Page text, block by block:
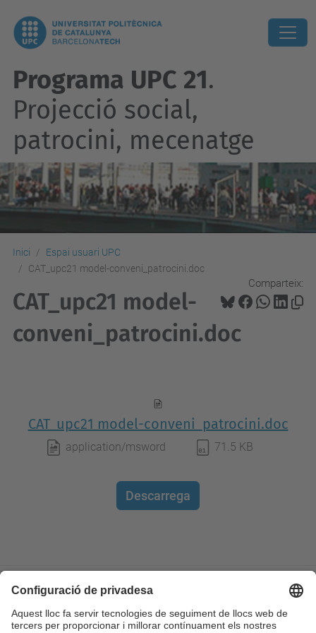
Programa UPC 21.
Projecció social,
patrocini, mecenatge
Inici
Espai usuari UPC
CAT_upc21 model-conveni_patrocini.doc
Comparteix:
CAT_upc21 model-
conveni_patrocini.doc
CAT_upc21 model-conveni_patrocini.doc
application/msword 71.5 KB
Descarrega